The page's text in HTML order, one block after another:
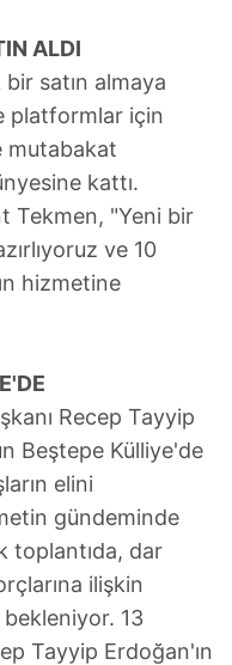
ALDI
satın almaya
platformlar için
mutabakat
kattı.
Tekmen, "Yeni bir
ve 10
hizmetine
Recep Tayyip
Beştepe Külliye'de
elini
gündeminde
toplantıda, dar
ilişkin
bekleniyor. 13
Tayyip Erdoğan'ın